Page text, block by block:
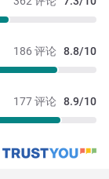
186 评论 8.8/10
177 评论 8.9/10